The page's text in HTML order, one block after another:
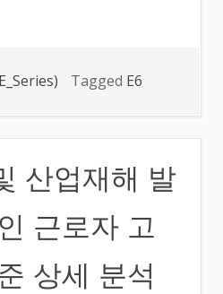
Tagged E6
산업재해 발
근로자 고
상세 분석